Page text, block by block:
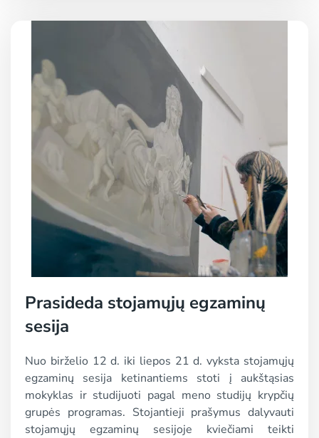
Prasideda stojamųjų egzaminų
sesija
Nuo birželio 12 d. iki liepos 21 d. vyksta stojamųjų
egzaminų sesija ketinantiems stoti į aukštąsias
mokyklas ir studijuoti pagal meno studijų krypčių
grupės programas. Stojantieji prašymus dalyvauti
stojamųjų egzaminų sesijoje kviečiami teikti